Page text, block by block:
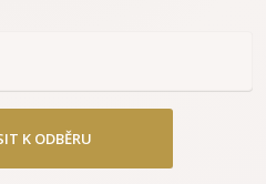
K ODBĚRU